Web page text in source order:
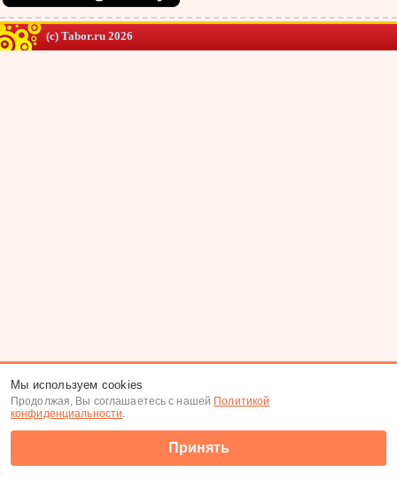
(c) Tabor.ru 2026
Мы используем cookies
Продолжая, Вы соглашаетесь с нашей Политикой
конфиденциальности.
Принять